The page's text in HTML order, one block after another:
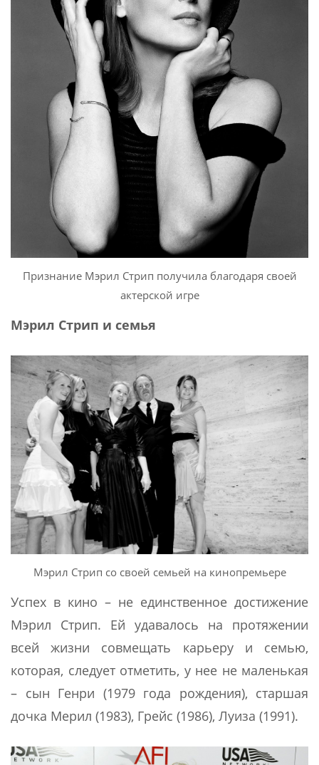
Признание Мэрил Стрип получила благодаря своей
актерской игре
Мэрил Стрип и семья
Мэрил Стрип со своей семьей на кинопремьере
Успех в кино – не единственное достижение
Мэрил Стрип. Ей удавалось на протяжении
всей жизни совмещать карьеру и семью,
которая, следует отметить, у нее не маленькая
– сын Генри (1979 года рождения), старшая
дочка Мерил (1983), Грейс (1986), Луиза (1991).